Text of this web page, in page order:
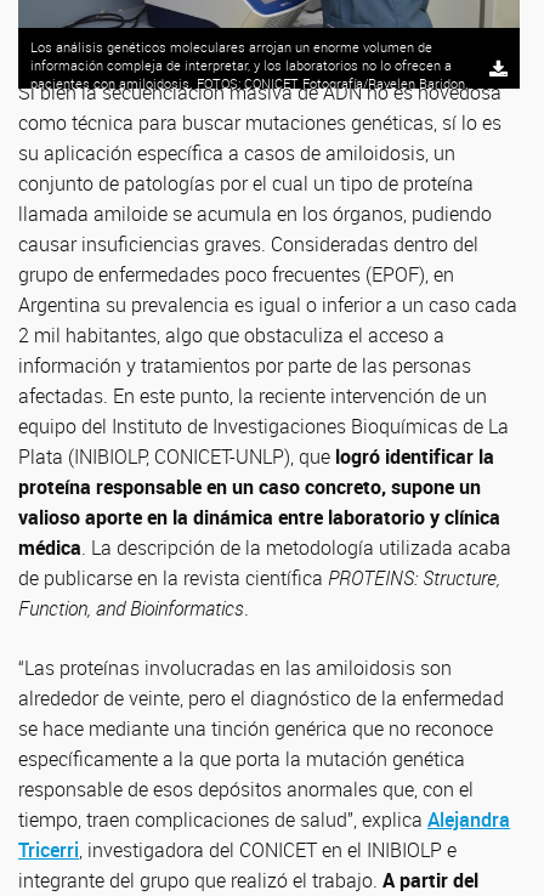
Los análisis genéticos moleculares arrojan un enorme volumen de
información compleja de interpretar, y los laboratorios no lo ofrecen a
pacientes con amiloidosis. FOTOS: CONICET Fotografía/Rayelen Baridon.
Si bien la secuenciación masiva de ADN no es novedosa
como técnica para buscar mutaciones genéticas, sí lo es
su aplicación específica a casos de amiloidosis, un
conjunto de patologías por el cual un tipo de proteína
llamada amiloide se acumula en los órganos, pudiendo
causar insuficiencias graves. Consideradas dentro del
grupo de enfermedades poco frecuentes (EPOF), en
Argentina su prevalencia es igual o inferior a un caso cada
2 mil habitantes, algo que obstaculiza el acceso a
información y tratamientos por parte de las personas
afectadas. En este punto, la reciente intervención de un
equipo del Instituto de Investigaciones Bioquímicas de La
Plata (INIBIOLP, CONICET-UNLP), que logró identificar la
proteína responsable en un caso concreto, supone un
valioso aporte en la dinámica entre laboratorio y clínica
médica. La descripción de la metodología utilizada acaba
de publicarse en la revista científica PROTEINS: Structure,
Function, and Bioinformatics.
“Las proteínas involucradas en las amiloidosis son
alrededor de veinte, pero el diagnóstico de la enfermedad
se hace mediante una tinción genérica que no reconoce
específicamente a la que porta la mutación genética
responsable de esos depósitos anormales que, con el
tiempo, traen complicaciones de salud”, explica Alejandra
Tricerri, investigadora del CONICET en el INIBIOLP e
integrante del grupo que realizó el trabajo. A partir del